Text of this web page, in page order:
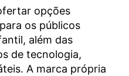
opções
os públicos
além das
de tecnologia,
A marca própria